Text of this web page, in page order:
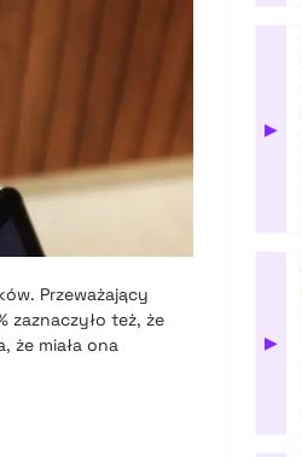
Przeważający
zaznaczyło też, że
że miała ona
▶
▶